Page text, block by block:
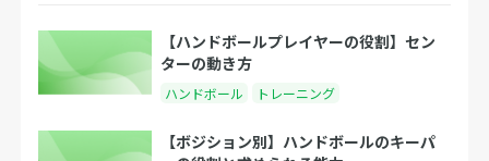
【ハンドボールプレイヤーの役割】セン
ターの動き方
ハンドボール トレーニング
【ボジション別】ハンドボールのキーパ